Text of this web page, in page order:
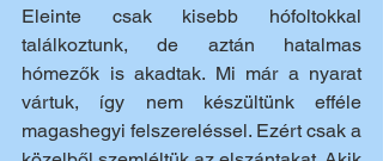
Eleinte csak kisebb hófoltokkal
találkoztunk, de aztán hatalmas
hómezők is akadtak. Mi már a nyarat
vártuk, így nem készültünk efféle
magashegyi felszereléssel. Ezért csak a